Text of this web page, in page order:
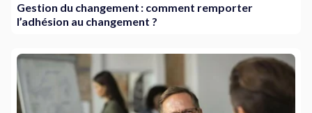
Gestion du changement : comment remporter
l’adhésion au changement ?